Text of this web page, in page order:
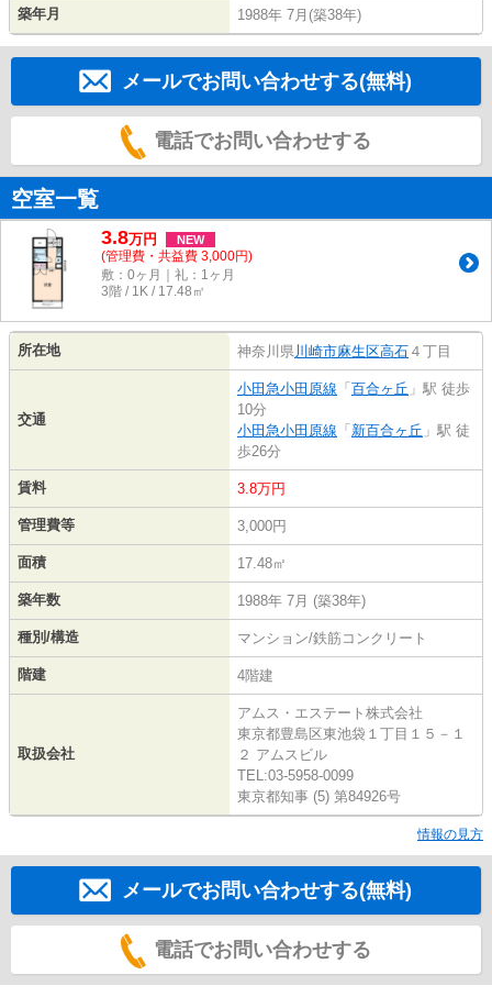
築年月 1988年 7月(築38年)
メールでお問い合わせする(無料)
電話でお問い合わせする
空室一覧
3.8万円 NEW
(管理費・共益費 3,000円)
敷：0ヶ月｜礼：1ヶ月
3階 / 1K / 17.48㎡
所在地 神奈川県川崎市麻生区高石 ４丁目
交通
小田急小田原線 「 百合ヶ丘 」駅 徒歩
10分
小田急小田原線 「 新百合ヶ丘 」駅 徒
歩26分
賃料 3.8万円
管理費等 3,000円
面積 17.48㎡
築年数 1988年 7月 (築38年)
種別/構造 マンション/鉄筋コンクリート
階建 4階建
取扱会社
アムス・エステート株式会社
東京都豊島区東池袋１丁目１５－１
２ アムスビル
TEL:03-5958-0099
東京都知事 (5) 第84926号
情報の見方
メールでお問い合わせする(無料)
電話でお問い合わせする